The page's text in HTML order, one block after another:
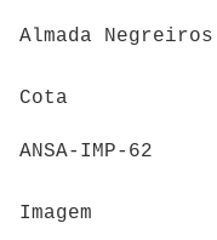
Almada
Cota
ANSA-IMP-62
Imagem